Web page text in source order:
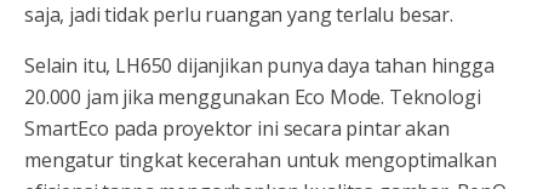
saja, jadi tidak perlu ruangan yang terlalu besar.
Selain itu, LH650 dijanjikan punya daya tahan hingga
20.000 jam jika menggunakan Eco Mode. Teknologi
SmartEco pada proyektor ini secara pintar akan
mengatur tingkat kecerahan untuk mengoptimalkan